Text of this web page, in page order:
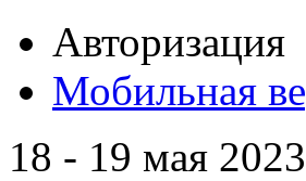
Авторизация
Мобильная
18 - 19 мая